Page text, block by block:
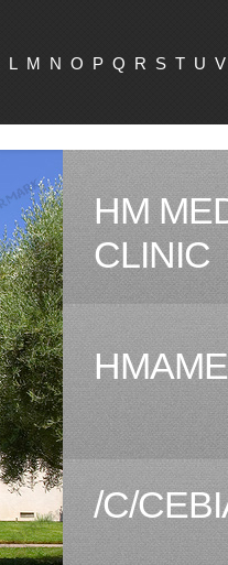
L M N O P Q R S T U V
HM
CLINIC
/C/